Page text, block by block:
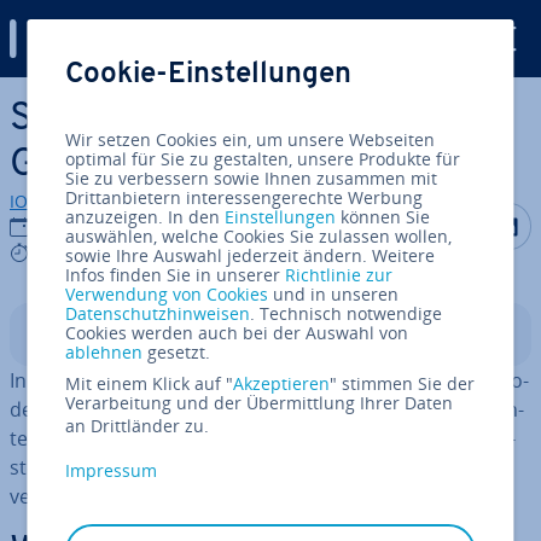
Zum Haupt­in­halt springen
Stripe vs. PayPal – Payment
Gateways im Überblick
IONOS Redaktion
25.11.2021
7 mins
Auf Auf
In­halts­ver­zeich­nis
In vielen On­line­shops stehen ver­schie­de­ne Be­zahl­me­tho­
den zur Auswahl. Für all diese Zahlungen sind so­ge­nann­
te Payment Gateways relevant. Diese bilden die Schnitt­
stel­le zwischen dem On­line­händ­ler und dem Zah­lungs­
ver­ar­bei­ter.
Cookie-Einstellungen
Wir setzen Cookies ein, um unsere Webseiten
optimal für Sie zu gestalten, unsere Produkte für
Sie zu verbessern sowie Ihnen zusammen mit
Drittanbietern interessengerechte Werbung
anzuzeigen. In den Einstellungen können Sie
auswählen, welche Cookies Sie zulassen wollen,
sowie Ihre Auswahl jederzeit ändern. Weitere
Infos finden Sie in unserer Richtlinie zur
Verwendung von Cookies und in unseren
Datenschutzhinweisen. Technisch notwendige
Cookies werden auch bei der Auswahl von
ablehnen gesetzt.
Mit einem Klick auf "Akzeptieren" stimmen Sie der
Verarbeitung und der Übermittlung Ihrer Daten
an Drittländer zu.
Impressum